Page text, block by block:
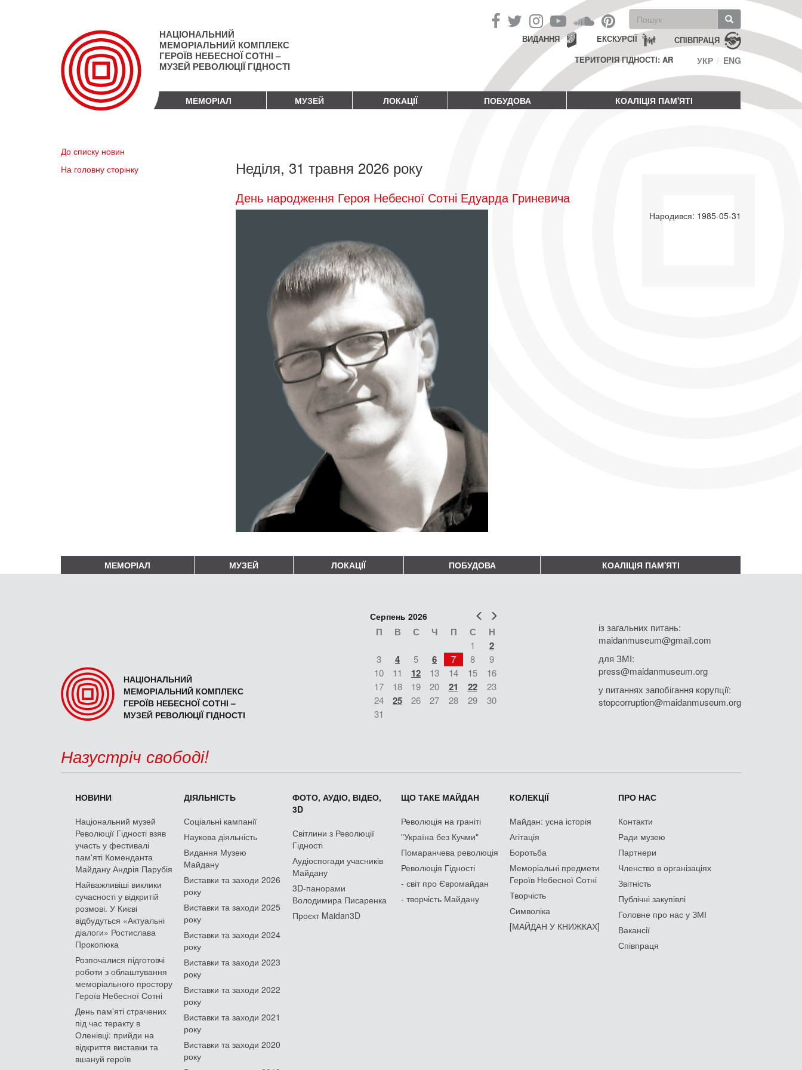
НАЦІОНАЛЬНИЙ
МЕМОРІАЛЬНИЙ КОМПЛЕКС
ГЕРОЇВ НЕБЕСНОЇ СОТНІ –
МУЗЕЙ РЕВОЛЮЦІЇ ГІДНОСТІ
Пошукова
форма
Пошук СПІВПРАЦЯ
ЕКСКУРСІЇ
ВИДАННЯ
ТЕРИТОРІЯ ГІДНОСТІ: AR
УКР ENG
МЕМОРІАЛ МУЗЕЙ ЛОКАЦІЇ ПОБУДОВА КОАЛІЦІЯ ПАМ'ЯТІ
До списку новин
На головну сторінку
Неділя, 31 травня 2026 року
День народження Героя Небесної Сотні Едуарда Гриневича
Народився: 1985-05-31
МЕМОРІАЛ МУЗЕЙ ЛОКАЦІЇ ПОБУДОВА КОАЛІЦІЯ ПАМ'ЯТІ
НАЦІОНАЛЬНИЙ
МЕМОРІАЛЬНИЙ КОМПЛЕКС
ГЕРОЇВ НЕБЕСНОЇ СОТНІ –
МУЗЕЙ РЕВОЛЮЦІЇ ГІДНОСТІ
Попер
Серпень 2026
П В С Ч П С Н
1 2
3 4 5 6 7 8
9
10
11 12 13 14 15
16
17
18 19 20 21 22
23
24
25 26 27 28 29
30
31
із загальних питань:
maidanmuseum@gmail.com
для ЗМІ:
press@maidanmuseum.org
у питаннях запобігання корупції:
stopcorruption@maidanmuseum.org
Назустріч свободі!
НОВИНИ
Національний музей
Революції Гідності взяв
участь у фестивалі
пам'яті Коменданта
Майдану Андрія Парубія
Найважливіші виклики
сучасності у відкритій
розмові. У Києві
відбудуться «Актуальні
діалоги» Ростислава
Прокопюка
Розпочалися підготовчі
роботи з облаштування
меморіального простору
Героїв Небесної Сотні
День памʼяті страчених
під час теракту в
Оленівці: прийди на
відкриття виставки та
вшануй героїв
ДІЯЛЬНІСТЬ
Соціальні кампанії
Наукова діяльність
Видання Музею
Майдану
Виставки та заходи 2026
року
Виставки та заходи 2025
року
Виставки та заходи 2024
року
Виставки та заходи 2023
року
Виставки та заходи 2022
року
Виставки та заходи 2021
року
Виставки та заходи 2020
року
ФОТО, АУДІО, ВІДЕО,
3D
Світлини з Революції
Гідності
Аудіоспогади учасників
Майдану
3D-панорами
Володимира Писаренка
Проєкт Maidan3D
ЩО ТАКЕ МАЙДАН
Революція на граніті
"Україна без Кучми"
Помаранчева революція
Революція Гідності
- світ про Євромайдан
- творчість Майдану
КОЛЕКЦІЇ
Майдан: усна історія
Агітація
Боротьба
Меморіальні предмети
Героїв Небесної Сотні
Творчість
Символіка
[МАЙДАН У КНИЖКАХ]
ПРО НАС
Контакти
Ради музею
Партнери
Членство в організаціях
Звітність
Публічні закупівлі
Головне про нас у ЗМІ
Вакансії
Співпраця